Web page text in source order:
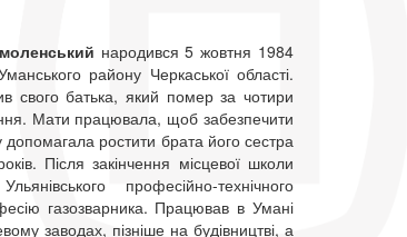
народився 5 жовтня 1984
району Черкаської області.
свого батька, який помер за чотири
Мати працювала, щоб забезпечити
допомагала ростити брата його сестра
Після закінчення місцевої школи
професійно-технічного
газозварника. Працював в Умані
заводах, пізніше на будівництві, а